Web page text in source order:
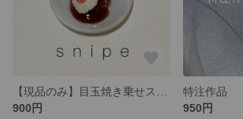
900円
特注作品
950円